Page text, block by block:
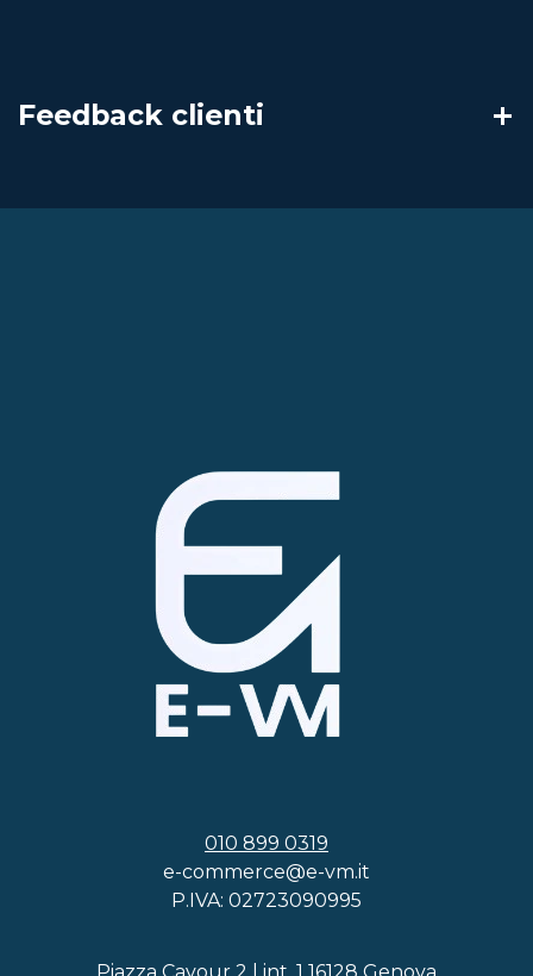
Feedback clienti
010 899 0319
e-commerce@e-vm.it
P.IVA: 02723090995